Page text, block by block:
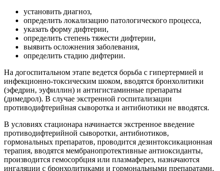
установить диагноз,
определить локализацию патологического процесса,
указать форму дифтерии,
определить степень тяжести дифтерии,
выявить осложнения заболевания,
определить стадию дифтерии.
На догоспитальном этапе ведется борьба с гипертермией и
инфекционно-токсическим шоком, вводятся бронхолитики
(эфедрин, эуфиллин) и антигистаминные препараты
(димедрол). В случае экстренной госпитализации
противодифтерийная сыворотка и антибиотики не вводятся.
В условиях стационара начинается экстренное введение
противодифтерийной сыворотки, антибиотиков,
гормональных препаратов, проводится дезинтоксикационная
терапия, вводятся мембранопротективные антиоксиданты,
производится гемосорбция или плазмаферез, назначаются
ингаляции с бронхолитиками и гормональными препаратами.